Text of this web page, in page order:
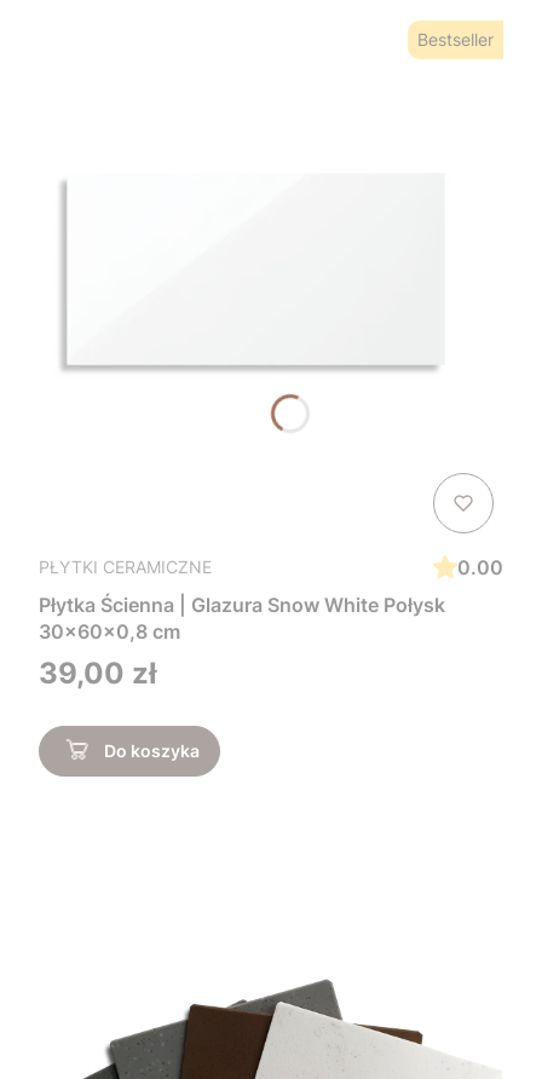
Bestseller
PŁYTKI CERAMICZNE
0.00
Płytka Ścienna | Glazura Snow White Połysk
30x60x0,8 cm
Cena
39,00 zł
Do koszyka